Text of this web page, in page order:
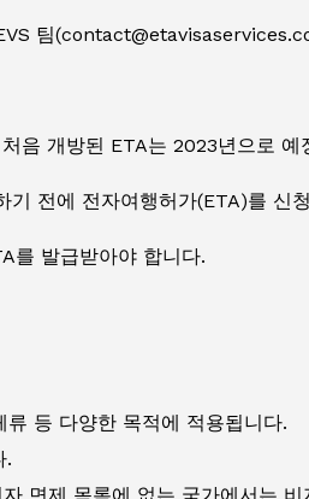
팀
음 개방된 ETA는 2023년으로 예
기 전에 전자여행허가(ETA)를 신
를 발급받아야 합니다.
등 다양한 목적에 적용됩니다.
.